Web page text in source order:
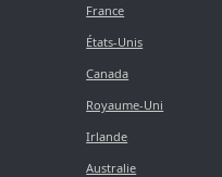
France
États-Unis
Canada
Royaume-Uni
Irlande
Australie